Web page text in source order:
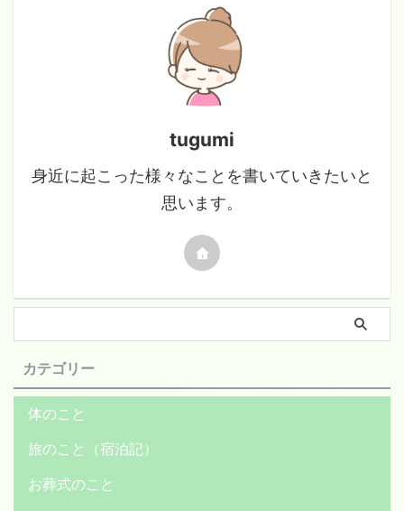
tugumi
身近に起こった様々なことを書いていきたいと
思います。
カテゴリー
体のこと
旅のこと（宿泊記）
お葬式のこと